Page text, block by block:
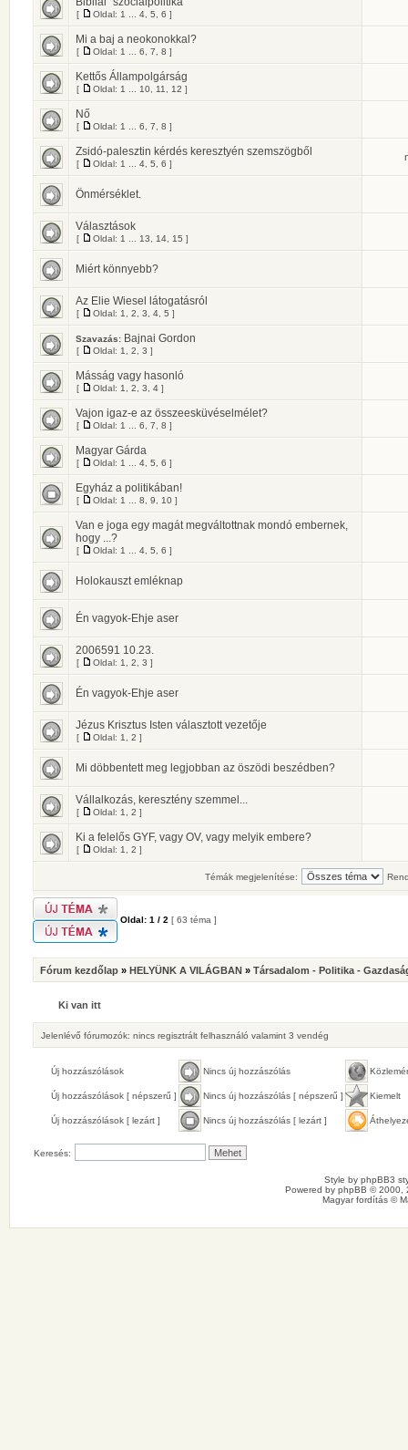
[ Oldal: 1 4 5 6 ]
Mi a baj a neokonokkal?
[ Oldal: 1 6 7 8 ]
Kettős Állampolgárság
[ Oldal: 1 10 11 12 ]
Nő
[ Oldal: 1 6 7 8 ]
Zsidó-palesztin kérdés keresztyén szemszögből
[ Oldal: 1 4 5 6 ]
Önmérséklet.
Választások
[ Oldal: 1 13 14 15 ]
Miért könnyebb?
Az Elie Wiesel látogatásról
[ Oldal: 1 2 3 4 5 ]
Szavazás: Bajnai Gordon
[ Oldal: 1 2 3 ]
Másság vagy hasonló
[ Oldal: 1 2 3 4 ]
Vajon igaz-e az összeesküvéselmélet?
[ Oldal: 1 6 7 8 ]
Magyar Gárda
[ Oldal: 1 4 5 6 ]
Egyház a politikában!
[ Oldal: 1 8 9 10 ]
Van e joga egy magát megváltottnak mondó embernek,
hogy ...?
[ Oldal: 1 4 5 6 ]
Holokauszt emléknap
Én vagyok-Ehje aser
2006591 10.23.
[ Oldal: 1 2 3 ]
Én vagyok-Ehje aser
Jézus Krisztus Isten választott vezetője
[ Oldal: 1 2 ]
Mi döbbentett meg legjobban az öszödi beszédben?
Vállalkozás, keresztény szemmel...
[ Oldal: 1 2 ]
Ki a felelős GYF, vagy OV, vagy melyik embere?
[ Oldal: 1 2 ]
Témák megjelenítése:
Oldal: 1 / 2 [ 63 téma ]
Fórum kezdőlap » HELYÜNK A VILÁGBAN » Társadalom - Politika -
Ki van itt
Jelenlévő fórumozók: nincs regisztrált felhasználó valamint 3 vendég
Új hozzászólások Nincs új hozzászólás
Új hozzászólások [ népszerű ] Nincs új hozzászólás [ népszerű ] Kiemelt
Új hozzászólások [ lezárt ] Nincs új hozzászólás [ lezárt ]
Keresés:
Style by phpBB3
Powered by phpBB © 2000,
Magyar fordítás ©